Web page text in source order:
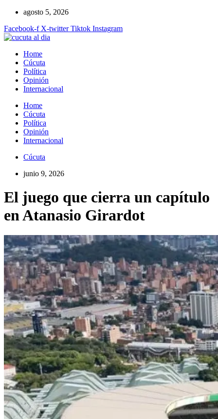
contenido
agosto 5, 2026
Facebook-f X-twitter Tiktok Instagram
Home
Cúcuta
Política
Opinión
Internacional
Home
Cúcuta
Política
Opinión
Internacional
Cúcuta
junio 9, 2026
El juego que cierra un capítulo
en Atanasio Girardot